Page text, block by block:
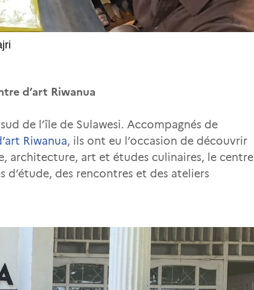
d’art Riwanua
de l’île de Sulawesi. Accompagnés de
Riwanua, ils ont eu l’occasion de découvrir
architecture, art et études culinaires, le centre
d’étude, des rencontres et des ateliers